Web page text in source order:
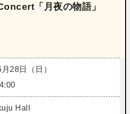
「月夜の物語」
28日（日）
Hall